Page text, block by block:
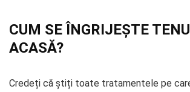
CUM SE ÎNGRIJEȘTE
ACASĂ?
Credeți că știți toate tratamentele pe